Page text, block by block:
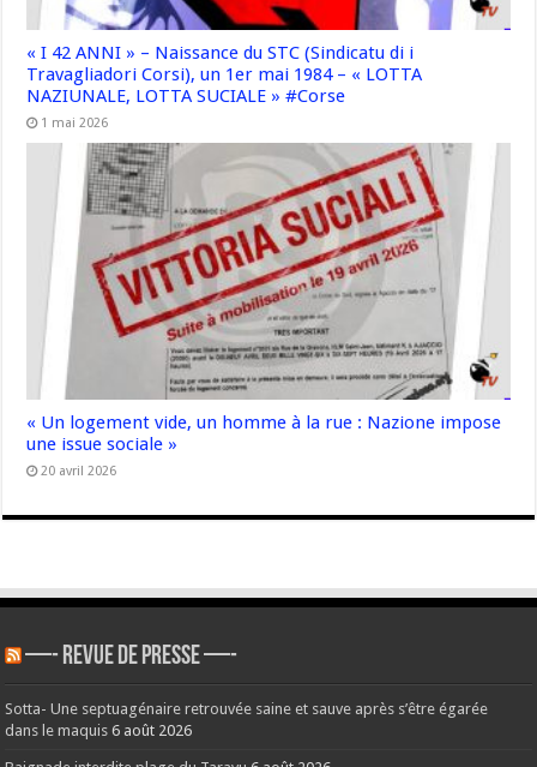
« I 42 ANNI » – Naissance du STC (Sindicatu di i
Travagliadori Corsi), un 1er mai 1984 – « LOTTA
NAZIUNALE, LOTTA SUCIALE » #Corse
1 mai 2026
« Un logement vide, un homme à la rue : Nazione impose
une issue sociale »
20 avril 2026
—- REVUE DE PRESSE —-
Sotta- Une septuagénaire retrouvée saine et sauve après s’être égarée
dans le maquis 6 août 2026